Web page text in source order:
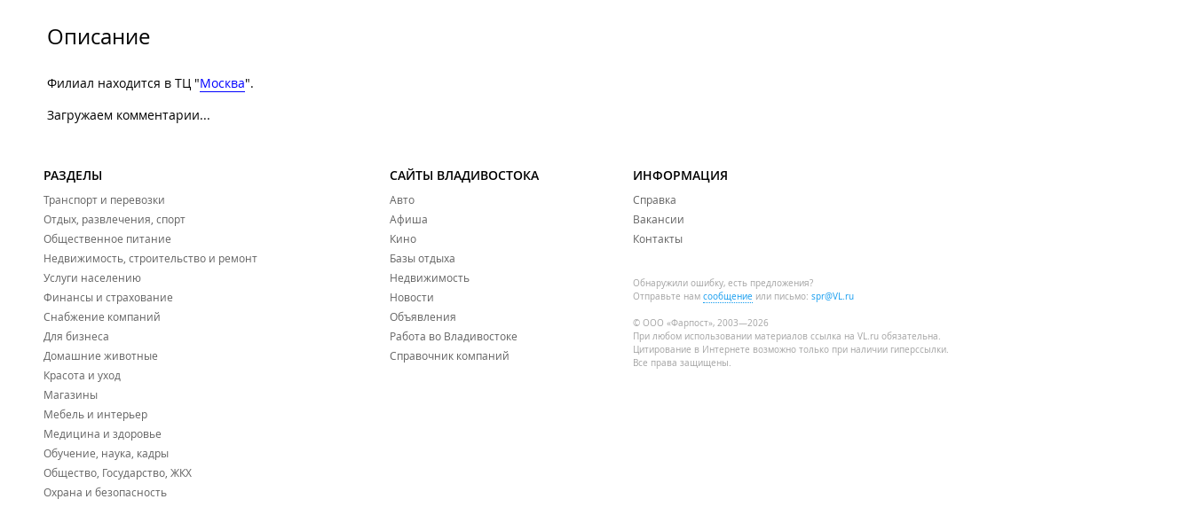
Описание
Филиал находится в ТЦ "Москва".
Загружаем комментарии...
РАЗДЕЛЫ
Транспорт и перевозки
Отдых, развлечения, спорт
Общественное питание
Недвижимость, строительство и ремонт
Услуги населению
Финансы и страхование
Снабжение компаний
Для бизнеса
Домашние животные
Красота и уход
Магазины
Мебель и интерьер
Медицина и здоровье
Обучение, наука, кадры
Общество, Государство, ЖКХ
Охрана и безопасность
САЙТЫ ВЛАДИВОСТОКА
Авто
Афиша
Кино
Базы отдыха
Недвижимость
Новости
Объявления
Работа во Владивостоке
Справочник компаний
ИНФОРМАЦИЯ
Справка
Вакансии
Контакты
Обнаружили ошибку, есть предложения?
Отправьте нам сообщение или письмо: spr@VL.ru
© ООО «Фарпост», 2003—2026
При любом использовании материалов ссылка на VL.ru обязательна.
Цитирование в Интернете возможно только при наличии гиперссылки.
Все права защищены.